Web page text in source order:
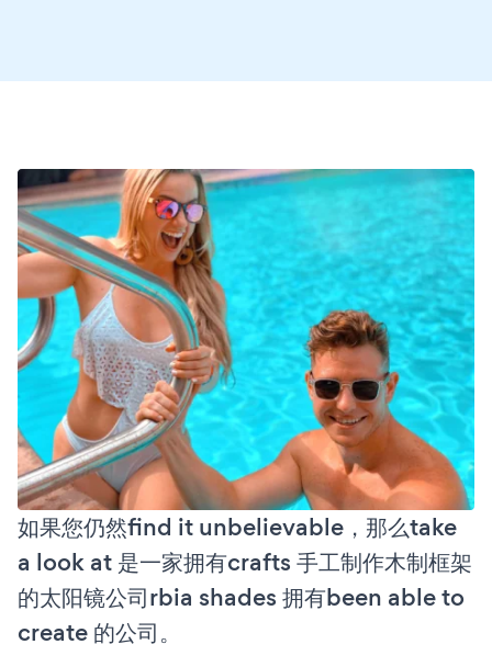
如果您仍然find it unbelievable，那么take
a look at 是一家拥有crafts 手工制作木制框架
的太阳镜公司rbia shades 拥有been able to
create 的公司。